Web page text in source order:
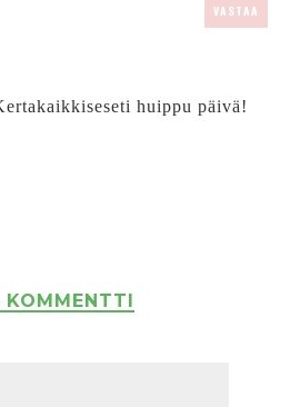
VASTAA
huippu päivä!
KOMMENTTI